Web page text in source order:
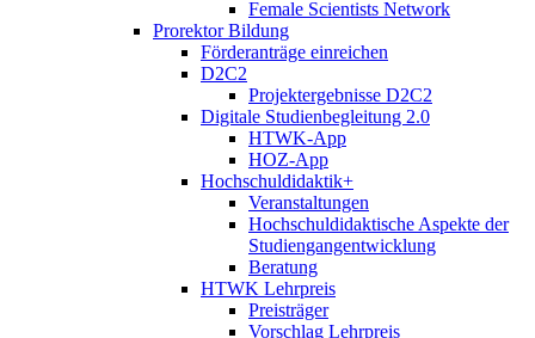
Female Scientists Network
Prorektor Bildung
Förderanträge einreichen
D2C2
Projektergebnisse D2C2
Digitale Studienbegleitung 2.0
HTWK-App
HOZ-App
Hochschuldidaktik+
Veranstaltungen
Hochschuldidaktische Aspekte der
Studiengangentwicklung
Beratung
HTWK Lehrpreis
Preisträger
Vorschlag Lehrpreis